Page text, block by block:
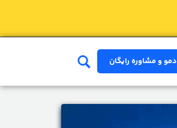
دمو و مشاوره رایگان